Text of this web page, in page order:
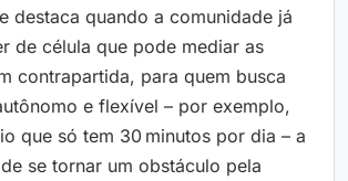
destaca quando a comunidade já
de célula que pode mediar as
contrapartida, para quem busca
e flexível – por exemplo,
que só tem 30 minutos por dia – a
se tornar um obstáculo pela